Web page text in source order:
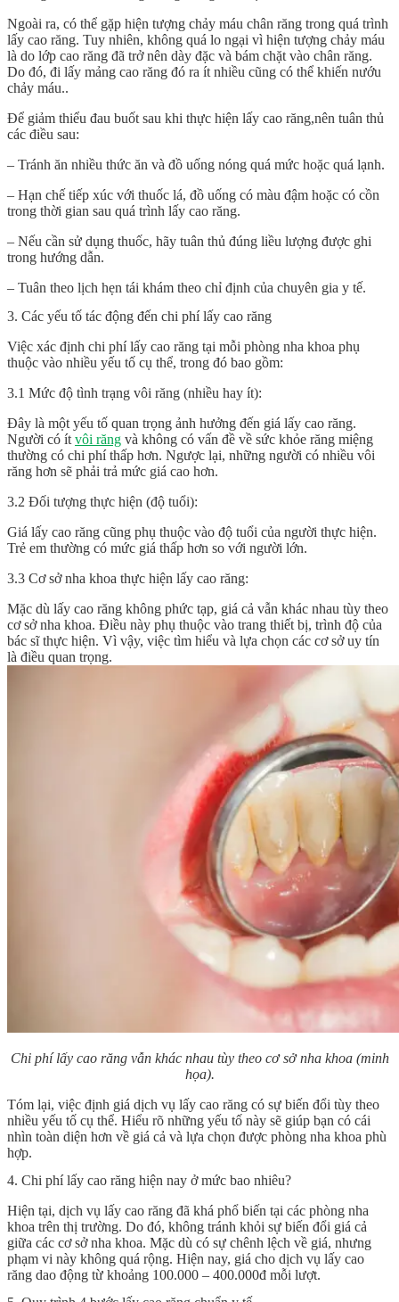
Ngoài ra, có thể gặp hiện tượng chảy máu chân răng trong quá trình
lấy cao răng. Tuy nhiên, không quá lo ngại vì hiện tượng chảy máu
là do lớp cao răng đã trở nên dày đặc và bám chặt vào chân răng.
Do đó, đi lấy mảng cao răng đó ra ít nhiều cũng có thể khiến nướu
chảy máu..
Để giảm thiểu đau buốt sau khi thực hiện lấy cao răng,nên tuân thủ
các điều sau:
– Tránh ăn nhiều thức ăn và đồ uống nóng quá mức hoặc quá lạnh.
– Hạn chế tiếp xúc với thuốc lá, đồ uống có màu đậm hoặc có cồn
trong thời gian sau quá trình lấy cao răng.
– Nếu cần sử dụng thuốc, hãy tuân thủ đúng liều lượng được ghi
trong hướng dẫn.
– Tuân theo lịch hẹn tái khám theo chỉ định của chuyên gia y tế.
3. Các yếu tố tác động đến chi phí lấy cao răng
Việc xác định chi phí lấy cao răng tại mỗi phòng nha khoa phụ
thuộc vào nhiều yếu tố cụ thể, trong đó bao gồm:
3.1 Mức độ tình trạng vôi răng (nhiều hay ít):
Đây là một yếu tố quan trọng ảnh hưởng đến giá lấy cao răng.
Người có ít vôi răng và không có vấn đề về sức khỏe răng miệng
thường có chi phí thấp hơn. Ngược lại, những người có nhiều vôi
răng hơn sẽ phải trả mức giá cao hơn.
3.2 Đối tượng thực hiện (độ tuổi):
Giá lấy cao răng cũng phụ thuộc vào độ tuổi của người thực hiện.
Trẻ em thường có mức giá thấp hơn so với người lớn.
3.3 Cơ sở nha khoa thực hiện lấy cao răng:
Mặc dù lấy cao răng không phức tạp, giá cả vẫn khác nhau tùy theo
cơ sở nha khoa. Điều này phụ thuộc vào trang thiết bị, trình độ của
bác sĩ thực hiện. Vì vậy, việc tìm hiểu và lựa chọn các cơ sở uy tín
là điều quan trọng.
Chi phí lấy cao răngvẫn khác nhau tùy theo cơ sở nha khoa (minh
họa).
Tóm lại, việc định giá dịch vụ lấy cao răng có sự biến đổi tùy theo
nhiều yếu tố cụ thể. Hiểu rõ những yếu tố này sẽ giúp bạn có cái
nhìn toàn diện hơn về giá cả và lựa chọn được phòng nha khoa phù
hợp.
4. Chi phí lấy cao răng hiện nay ở mức bao nhiêu?
Hiện tại, dịch vụ lấy cao răng đã khá phổ biến tại các phòng nha
khoa trên thị trường. Do đó, không tránh khỏi sự biến đổi giá cả
giữa các cơ sở nha khoa. Mặc dù có sự chênh lệch về giá, nhưng
phạm vi này không quá rộng. Hiện nay, giá cho dịch vụ lấy cao
răng dao động từ khoảng 100.000 – 400.000đ mỗi lượt.